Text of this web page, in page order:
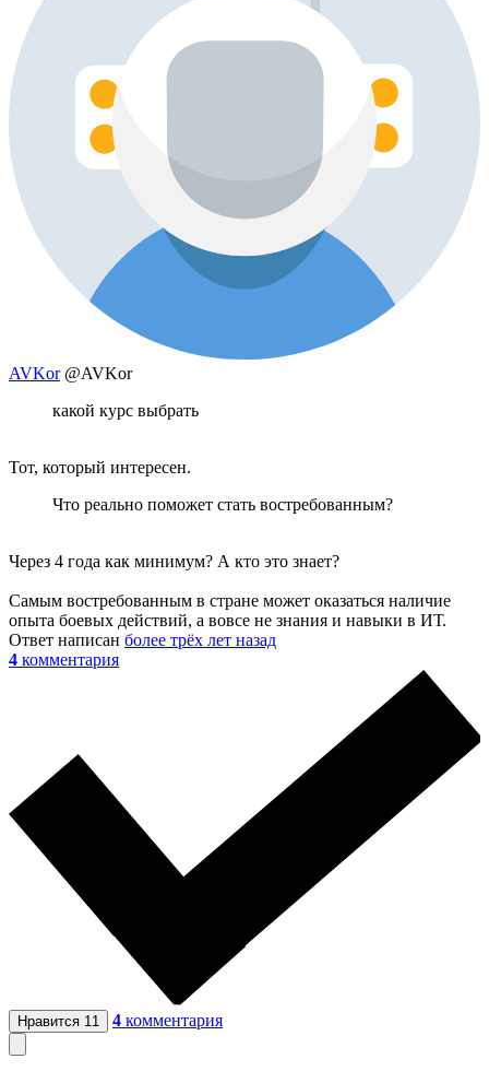
AVKor @AVKor
какой курс выбрать
Тот, который интересен.
Что реально поможет стать востребованным?
Через 4 года как минимум? А кто это знает?
Самым востребованным в стране может оказаться наличие
опыта боевых действий, а вовсе не знания и навыки в ИТ.
Ответ написан более трёх лет назад
4 комментария
Нравится 11 4 комментария